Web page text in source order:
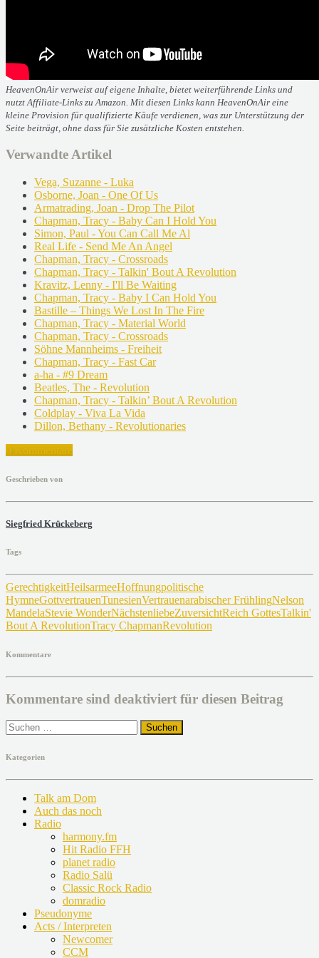
HeavenOnAir verweist auf eigene Inhalte, bietet weiterführende Links und
nutzt Affiliate-Links zu Amazon. Mit diesen Links kann HeavenOnAir eine
kleine Provision für qualifizierte Käufe verdienen, was zur Unterstützung der
Seite beiträgt, ohne dass für Sie zusätzliche Kosten entstehen.
Verwandte Artikel
Vega, Suzanne - Luka
Osborne, Joan - One Of Us
Armatrading, Joan - Drop The Pilot
Chapman, Tracy - Baby Can I Hold You
Simon, Paul - You Can Call Me Al
Real Life - Send Me An Angel
Chapman, Tracy - Crossroads
Chapman, Tracy - Talkin' Bout A Revolution
Kravitz, Lenny - I'll Be Waiting
Chapman, Tracy - Baby I Can Hold You
Bastille – Things We Lost In The Fire
Chapman, Tracy - Material World
Chapman, Tracy - Crossroads
Söhne Mannheims - Freiheit
Chapman, Tracy - Fast Car
a-ha - #9 Dream
Beatles, The - Revolution
Chapman, Tracy - Talkin’ Bout A Revolution
Coldplay - Viva La Vida
Dillon, Bethany - Revolutionaries
Geschrieben von
Siegfried Krückeberg
Tags
GerechtigkeitHeilsarmeeHoffnungpolitische
HymneGottvertrauenTunesienVertrauenarabischer FrühlingNelson
MandelaStevie WonderNächstenliebeZuversichtReich GottesTalkin'
Bout A RevolutionTracy ChapmanRevolution
Kommentare
Kommentare sind deaktiviert für diesen Beitrag
Suchen
nach:
Kategorien
Talk am Dom
Auch das noch
Radio
harmony.fm
Hit Radio FFH
planet radio
Radio Salü
Classic Rock Radio
domradio
Pseudonyme
Acts / Interpreten
Newcomer
CCM